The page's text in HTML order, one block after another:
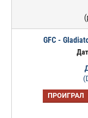
GFC -
ПРОИГРАЛ